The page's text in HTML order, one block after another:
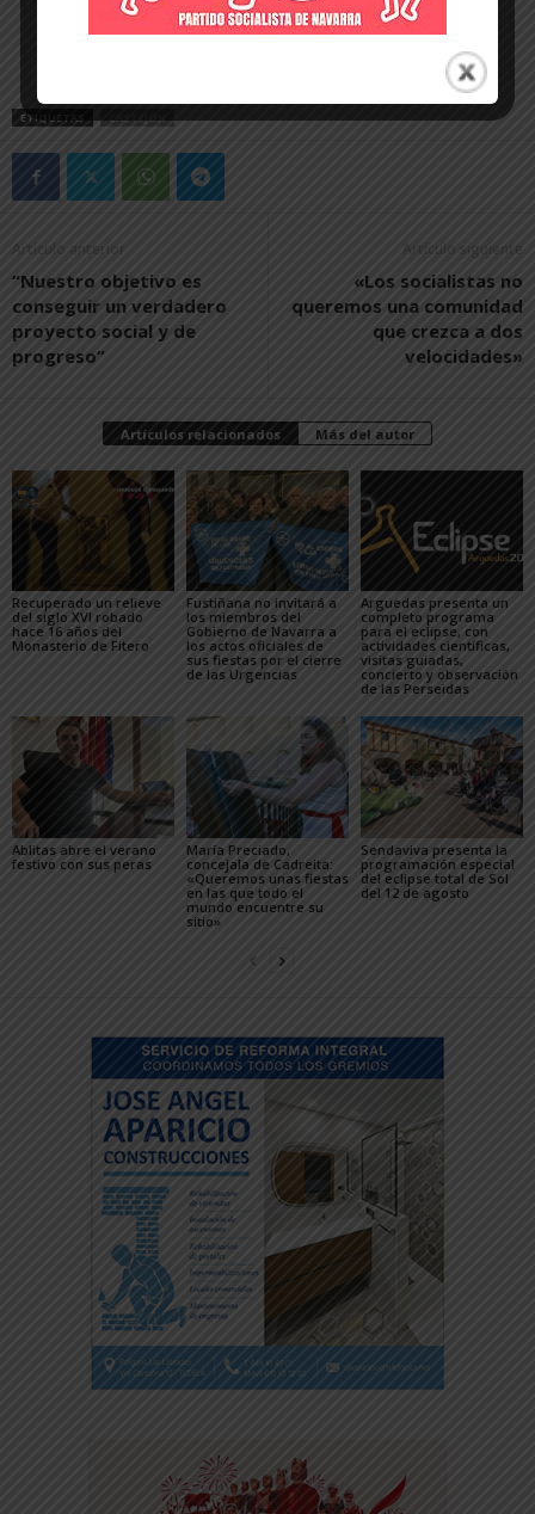
ETIQUETAS
Artículo anterior
“Nuestro objetivo es
conseguir un verdadero
proyecto social y de
progreso”
Artículo siguiente
«Los socialistas no
queremos una comunidad
que crezca a dos
velocidades»
Artículos relacionados Más del autor
Recuperado un relieve
del siglo XVI robado
hace 16 años del
Monasterio de Fitero
Fustiñana no invitará a
los miembros del
Gobierno de Navarra a
los actos oficiales de
sus fiestas por el cierre
de las Urgencias
Arguedas presenta un
completo programa
para el eclipse, con
actividades científicas,
visitas guiadas,
concierto y observación
de las Perseidas
Ablitas abre el verano
festivo con sus peras
María Preciado,
concejala de Cadreita:
«Queremos unas fiestas
en las que todo el
mundo encuentre su
sitio»
Sendaviva presenta la
programación especial
del eclipse total de Sol
del 12 de agosto